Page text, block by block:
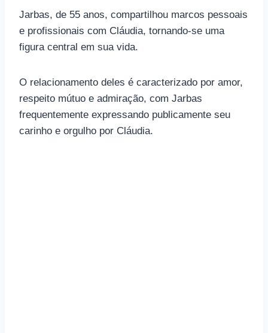
Jarbas, de 55 anos, compartilhou marcos pessoais
e profissionais com Cláudia, tornando-se uma
figura central em sua vida.
O relacionamento deles é caracterizado por amor,
respeito mútuo e admiração, com Jarbas
frequentemente expressando publicamente seu
carinho e orgulho por Cláudia.